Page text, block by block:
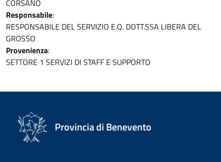
CORSANO
Responsabile:
RESPONSABILE DEL SERVIZIO E.Q. DOTT.SSA LIBERA DEL
GROSSO
Provenienza:
SETTORE 1 SERVIZI DI STAFF E SUPPORTO
Provincia di Benevento